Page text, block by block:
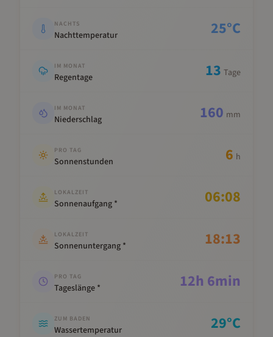
NACHTS
Nachttemperatur 25°C
IM MONAT
Regentage 13 Tage
IM MONAT
Niederschlag 160 mm
PRO TAG
Sonnenstunden 6 h
LOKALZEIT
Sonnenaufgang * 06:08
LOKALZEIT
Sonnenuntergang * 18:13
PRO TAG
Tageslänge * 12h 6min
ZUM BADEN
Wassertemperatur 29°C